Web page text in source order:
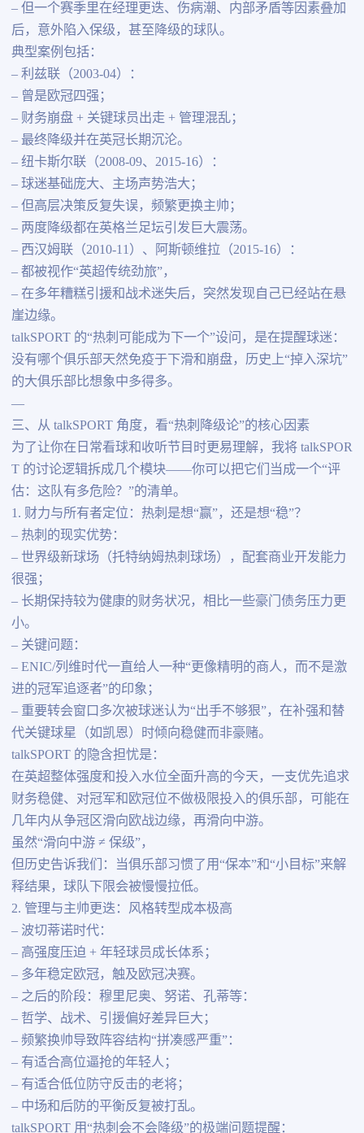
– 但一个赛季里在经理更迭、伤病潮、内部矛盾等因素叠加
后，意外陷入保级，甚至降级的球队。
典型案例包括：
– 利兹联（2003-04）：
– 曾是欧冠四强；
– 财务崩盘 + 关键球员出走 + 管理混乱；
– 最终降级并在英冠长期沉沦。
– 纽卡斯尔联（2008-09、2015-16）：
– 球迷基础庞大、主场声势浩大；
– 但高层决策反复失误，频繁更换主帅；
– 两度降级都在英格兰足坛引发巨大震荡。
– 西汉姆联（2010-11）、阿斯顿维拉（2015-16）：
– 都被视作“英超传统劲旅”，
– 在多年糟糕引援和战术迷失后，突然发现自己已经站在悬
崖边缘。
talkSPORT 的“热刺可能成为下一个”设问，是在提醒球迷：
没有哪个俱乐部天然免疫于下滑和崩盘，历史上“掉入深坑”
的大俱乐部比想象中多得多。
—
三、从 talkSPORT 角度，看“热刺降级论”的核心因素
为了让你在日常看球和收听节目时更易理解，我将 talkSPOR
T 的讨论逻辑拆成几个模块——你可以把它们当成一个“评
估：这队有多危险？”的清单。
1. 财力与所有者定位：热刺是想“赢”，还是想“稳”？
– 热刺的现实优势：
– 世界级新球场（托特纳姆热刺球场），配套商业开发能力
很强；
– 长期保持较为健康的财务状况，相比一些豪门债务压力更
小。
– 关键问题：
– ENIC/列维时代一直给人一种“更像精明的商人，而不是激
进的冠军追逐者”的印象；
– 重要转会窗口多次被球迷认为“出手不够狠”，在补强和替
代关键球星（如凯恩）时倾向稳健而非豪赌。
talkSPORT 的隐含担忧是：
在英超整体强度和投入水位全面升高的今天，一支优先追求
财务稳健、对冠军和欧冠位不做极限投入的俱乐部，可能在
几年内从争冠区滑向欧战边缘，再滑向中游。
虽然“滑向中游 ≠ 保级”，
但历史告诉我们：当俱乐部习惯了用“保本”和“小目标”来解
释结果，球队下限会被慢慢拉低。
2. 管理与主帅更迭：风格转型成本极高
– 波切蒂诺时代：
– 高强度压迫 + 年轻球员成长体系；
– 多年稳定欧冠，触及欧冠决赛。
– 之后的阶段：穆里尼奥、努诺、孔蒂等：
– 哲学、战术、引援偏好差异巨大；
– 频繁换帅导致阵容结构“拼凑感严重”：
– 有适合高位逼抢的年轻人；
– 有适合低位防守反击的老将；
– 中场和后防的平衡反复被打乱。
talkSPORT 用“热刺会不会降级”的极端问题提醒：